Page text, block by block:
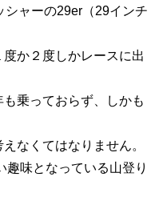
シャーの29er（29インチ
か２度しかレースに出
乗っておらず、しかも
なくてはなりません。
趣味となっている山登り